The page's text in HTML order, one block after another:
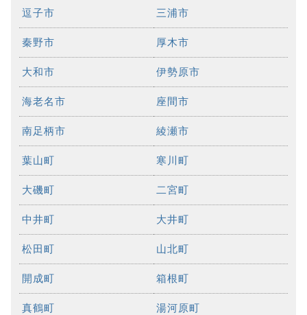
逗子市 三浦市
秦野市 厚木市
大和市 伊勢原市
海老名市 座間市
南足柄市 綾瀬市
葉山町 寒川町
大磯町 二宮町
中井町 大井町
松田町 山北町
開成町 箱根町
真鶴町 湯河原町